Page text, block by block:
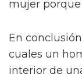
mujer porque
En
cuales un
interior de